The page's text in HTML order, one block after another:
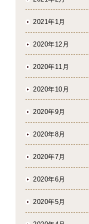
2021年1月
2020年12月
2020年11月
2020年10月
2020年9月
2020年8月
2020年7月
2020年6月
2020年5月